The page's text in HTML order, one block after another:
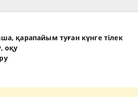
қарапайым туған күнге тілек
оқу